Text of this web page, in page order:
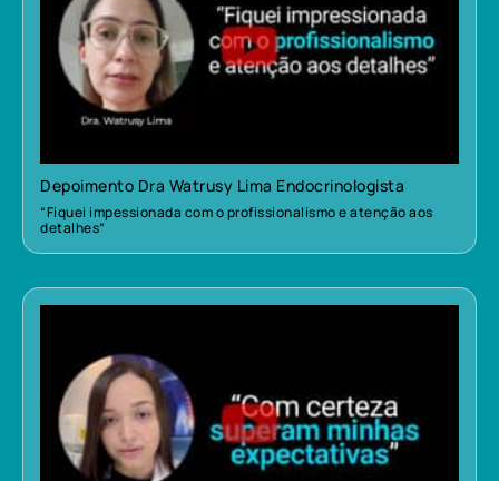
Depoimento Dra Watrusy Lima Endocrinologista
“Fiquei impessionada com o profissionalismo e atenção aos
detalhes”